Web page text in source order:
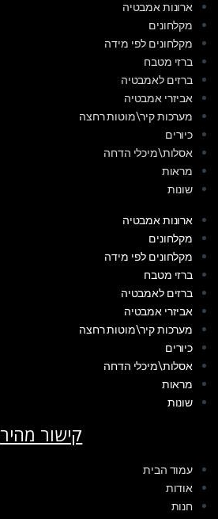
ארונות אמבטיה
מקלחונים
מקלחונים לפי מידה
ברזי מטבח
ברזים לאמבטיה
אביזרי אמבטיה
מערכות קיר\מוטות רחצה
כיורים
אסלות\מיכלי הדחה
מראות
שונות
ארונות אמבטיה
מקלחונים
מקלחונים לפי מידה
ברזי מטבח
ברזים לאמבטיה
אביזרי אמבטיה
מערכות קיר\מוטות רחצה
כיורים
אסלות\מיכלי הדחה
מראות
שונות
קישור מהיר
עמוד הבית
אודות
חנות